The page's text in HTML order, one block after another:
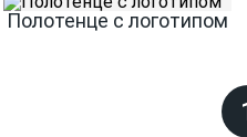
Полотенце с логотипом